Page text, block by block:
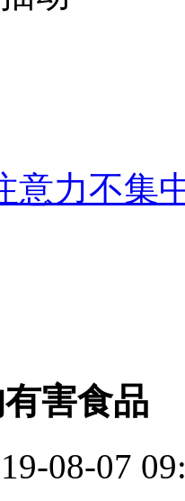
意力不集
害食品
08-07